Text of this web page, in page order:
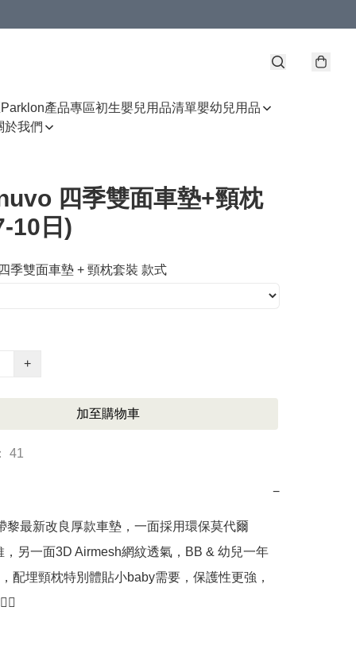
Parklon產品專區初生嬰兒用品清單嬰幼兒用品
於我們
四季雙面車墊+頸枕
10日)
季雙面車墊 + 頸枕套裝 款式
+
加至購物車
41
−
黎最新改良厚款車墊，一面採用環保莫代爾
，另一面3D Airmesh網紋透氣，BB & 幼兒一年
配埋頸枕特別體貼小baby需要，保護性更強，